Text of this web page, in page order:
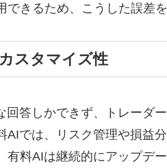
できるため、こうした誤差
スタマイズ性
回答しかできず、トレーダ
AIでは、リスク管理や損益
有料AIは継続的にアップデ